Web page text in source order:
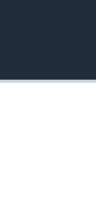
ကျော်